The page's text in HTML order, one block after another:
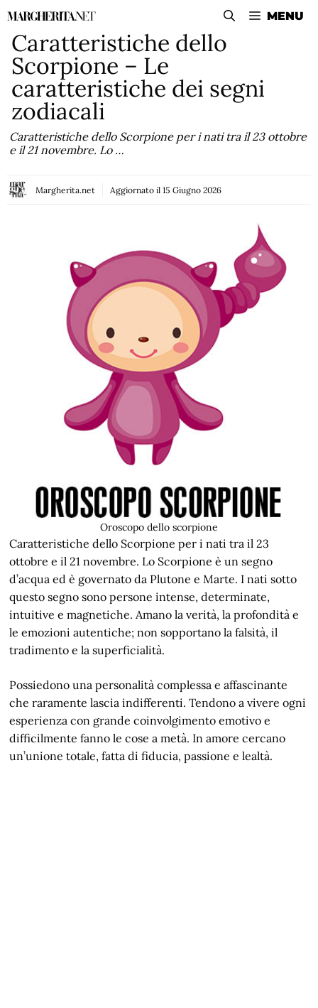
Vai
contenuto
MENU
Caratteristiche dello
Scorpione – Le
caratteristiche dei segni
zodiacali
Caratteristiche dello Scorpione per i nati tra il 23 ottobre
e il 21 novembre. Lo …
Margherita.net Aggiornato il 15 Giugno 2026
Oroscopo dello scorpione
Caratteristiche dello Scorpione per i nati tra il 23
ottobre e il 21 novembre. Lo Scorpione è un segno
d’acqua ed è governato da Plutone e Marte. I nati sotto
questo segno sono persone intense, determinate,
intuitive e magnetiche. Amano la verità, la profondità e
le emozioni autentiche; non sopportano la falsità, il
tradimento e la superficialità.
Possiedono una personalità complessa e affascinante
che raramente lascia indifferenti. Tendono a vivere ogni
esperienza con grande coinvolgimento emotivo e
difficilmente fanno le cose a metà. In amore cercano
un’unione totale, fatta di fiducia, passione e lealtà.